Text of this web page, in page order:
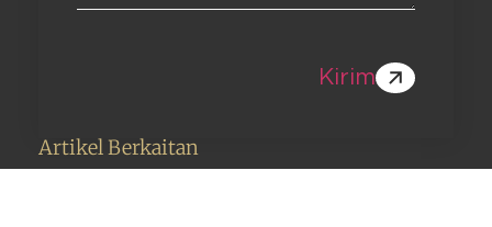
Kirim
Artikel Berkaitan